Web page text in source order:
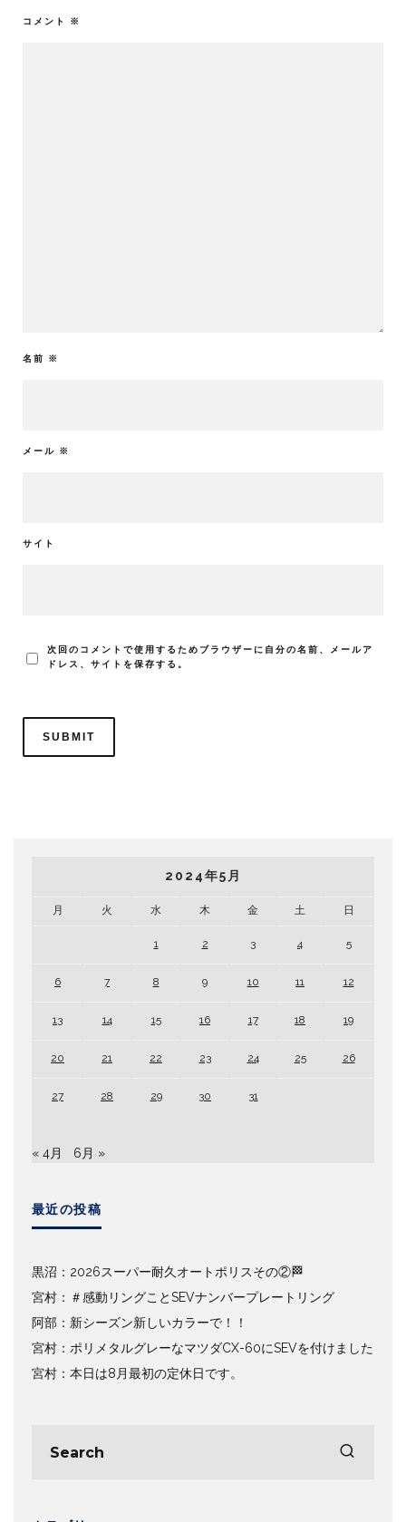
コメント ※
名前 ※
メール ※
サイト
次回のコメントで使用するためブラウザーに自分の名前、メールア
ドレス、サイトを保存する。
2024年5月
月 火 水 木 金 土 日
1 2 3 4 5
6 7 8 9 10 11 12
13 14 15 16 17 18 19
20 21 22 23 24 25 26
27 28 29 30 31
« 4月 6月 »
最近の投稿
黒沼：2026スーパー耐久オートポリスその②🏁
宮村：＃感動リングことSEVナンバープレートリング
阿部：新シーズン新しいカラーで！！
宮村：ポリメタルグレーなマツダCX-60にSEVを付けました
宮村：本日は8月最初の定休日です。